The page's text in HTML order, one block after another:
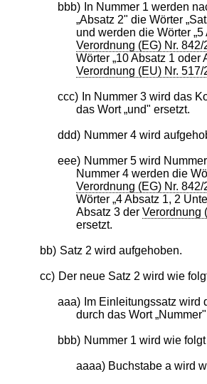
bbb) In Nummer 1 werden
„Absatz 2" die Wörter
und werden die Wörter
Verordnung (EG) Nr. 842/
Wörter „10 Absatz 1 oder
Verordnung (EU) Nr. 517/
ccc) In Nummer 3 wird das
das Wort „und" ersetzt.
ddd) Nummer 4 wird
eee) Nummer 5 wird
Nummer 4 werden die
Verordnung (EG) Nr. 842/
Wörter „4 Absatz 1, 2
Absatz 3 der Verordnung
ersetzt.
bb) Satz 2 wird aufgehoben.
cc) Der neue Satz 2 wird wie
aaa) Im Einleitungssatz wird
durch das Wort
bbb) Nummer 1 wird wie
aaaa) Buchstabe a wird